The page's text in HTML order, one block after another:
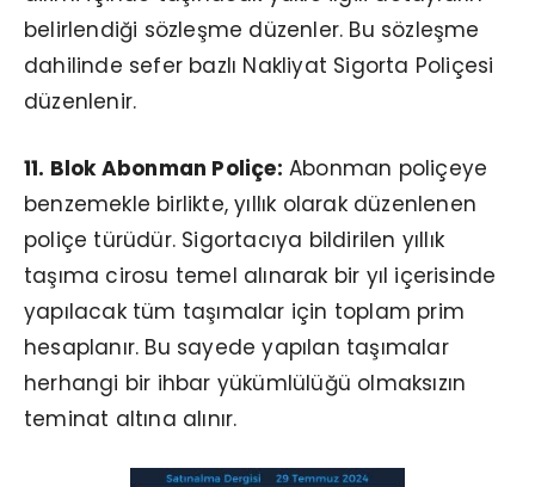
belirlendiği sözleşme düzenler. Bu sözleşme
dahilinde sefer bazlı Nakliyat Sigorta Poliçesi
düzenlenir.
11. Blok Abonman Poliçe: Abonman poliçeye
benzemekle birlikte, yıllık olarak düzenlenen
poliçe türüdür. Sigortacıya bildirilen yıllık
taşıma cirosu temel alınarak bir yıl içerisinde
yapılacak tüm taşımalar için toplam prim
hesaplanır. Bu sayede yapılan taşımalar
herhangi bir ihbar yükümlülüğü olmaksızın
teminat altına alınır.